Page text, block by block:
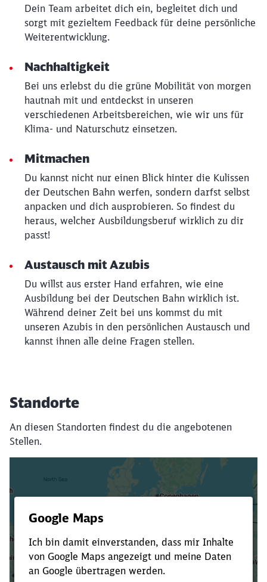
Dein Team arbeitet dich ein, begleitet dich und
sorgt mit gezieltem Feedback für deine persönliche
Weiterentwicklung.
Nachhaltigkeit
Bei uns erlebst du die grüne Mobilität von morgen
hautnah mit und entdeckst in unseren
verschiedenen Arbeitsbereichen, wie wir uns für
Klima- und Naturschutz einsetzen.
Mitmachen
Du kannst nicht nur einen Blick hinter die Kulissen
der Deutschen Bahn werfen, sondern darfst selbst
anpacken und dich ausprobieren. So findest du
heraus, welcher Ausbildungsberuf wirklich zu dir
passt!
Austausch mit Azubis
Du willst aus erster Hand erfahren, wie eine
Ausbildung bei der Deutschen Bahn wirklich ist.
Während deiner Zeit bei uns kommst du mit
unseren Azubis in den persönlichen Austausch und
kannst ihnen alle deine Fragen stellen.
Standorte
An diesen Standorten findest du die angebotenen
Stellen.
Schließen
Möchten Sie zuweitergeleitet
werden?